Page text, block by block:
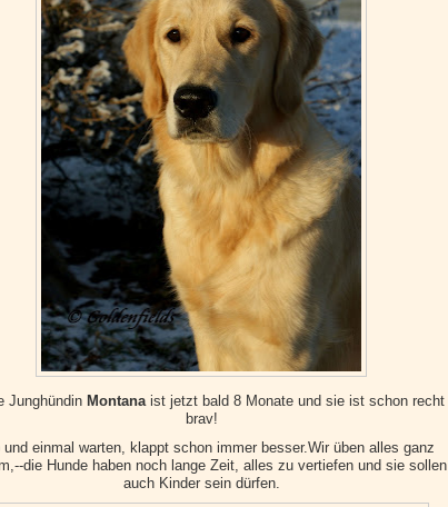
Junghündin Montanaist jetzt bald 8 Monate und sie ist schon recht
brav!
und einmal warten, klappt schon immer besser.Wir üben alles ganz
die Hunde haben noch lange Zeit, alles zu vertiefen und sie sollen
auch Kinder sein dürfen.